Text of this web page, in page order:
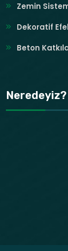
Zemin
Dekoratif
Beton
Neredeyiz?